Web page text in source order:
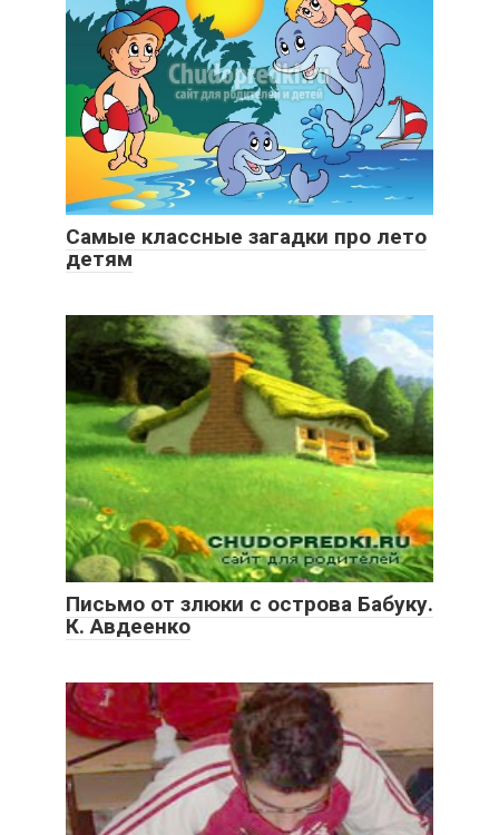
Самые классные загадки про лето
детям
Письмо от злюки с острова Бабуку.
К. Авдеенко